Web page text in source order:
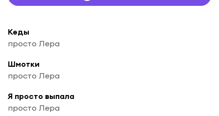
Кеды
просто Лера
Шмотки
просто Лера
Я просто выпала
просто Лера